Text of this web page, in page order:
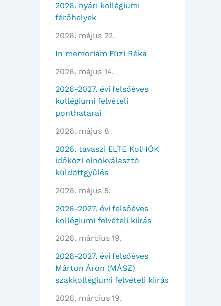
2026. nyári kollégiumi
férőhelyek
2026. május 22.
In memoriam Füzi Réka
2026. május 14.
2026-2027. évi felsőéves
kollégiumi felvételi
ponthatárai
2026. május 8.
2026. tavaszi ELTE KolHÖK
időközi elnökválasztó
küldöttgyűlés
2026. május 5.
2026-2027. évi felsőéves
kollégiumi felvételi kiírás
2026. március 19.
2026-2027. évi felsőéves
Márton Áron (MÁSZ)
szakkollégiumi felvételi kiírás
2026. március 19.